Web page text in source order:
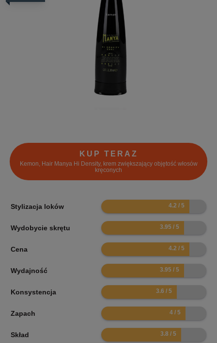
KUP TERAZ
Kemon, Hair Manya Hi Density, krem zwiększający objętość włosów
kręconych
Stylizacja loków 8.4
Wydobycie skrętu 7.9
Cena 8.4
Wydajność 7.9
Konsystencja 7.2
Zapach 8
Skład 7.6